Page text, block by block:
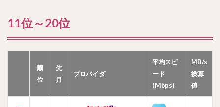
11位～20位
順
位
先
月
プロバイダ
平均スピ
ード
(Mbps)
MB/s
換算
値